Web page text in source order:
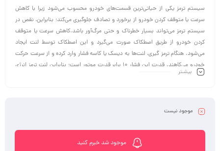
سیستم ترمز یکی از حیاتی‌ترین قسمت‌های خودرو محسوب می‌شود زیرا با کاهش
سرعت یا متوقف کردن خودرو از برخورد و تصادف جلوگیری می‌کند؛ بنابراین، نقص در
سیستم ترمز می‌تواند بسیار خطرناک و حتی مرگ‌آور باشد.کاهش سرعت یا متوقف
کردن خودرو از طریق اصطکاک صورت می‌گیرد و این اصطکاک توسط لنت ایجاد
می‌شود. هنگام ترمز گیری، لنت‌ها به دیسک یا کاسه فشار وارد کرده و از سرعت حرکت
خودرو می‌کاهند. قدرت این فشار ۱۰ برابر قدرت موتور است؛ بنابراین لنت ترمز انرژی
جنشی را به انرژی حرارتی تبدیل می‌کند. مخترع لنت ترمز فردریک لنکستر است.
بیشـتر
موجود نیست
موجود شد خبرم کنید